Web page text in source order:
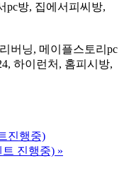
pc방, 집에서피씨방,
버닝, 메이플스토리pc
하이런처, 홈피시방,
진행중)
진행중) »